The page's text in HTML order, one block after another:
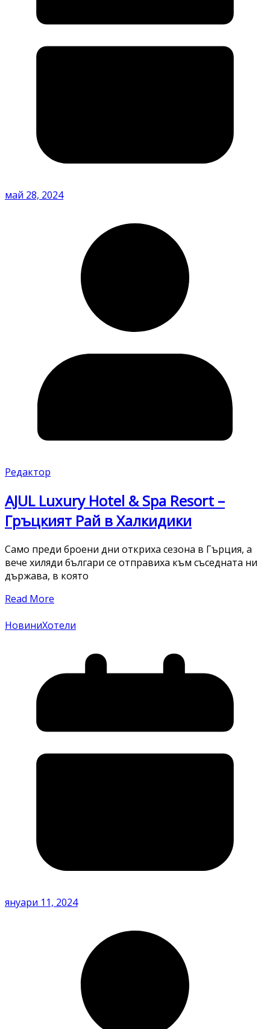
май 28, 2024
Редактор
AJUL Luxury Hotel & Spa Resort –
Гръцкият Рай в Халкидики
Само преди броени дни откриха сезона в Гърция, а
вече хиляди българи се отправиха към съседната ни
държава, в която
Read More
НовиниХотели
януари 11, 2024